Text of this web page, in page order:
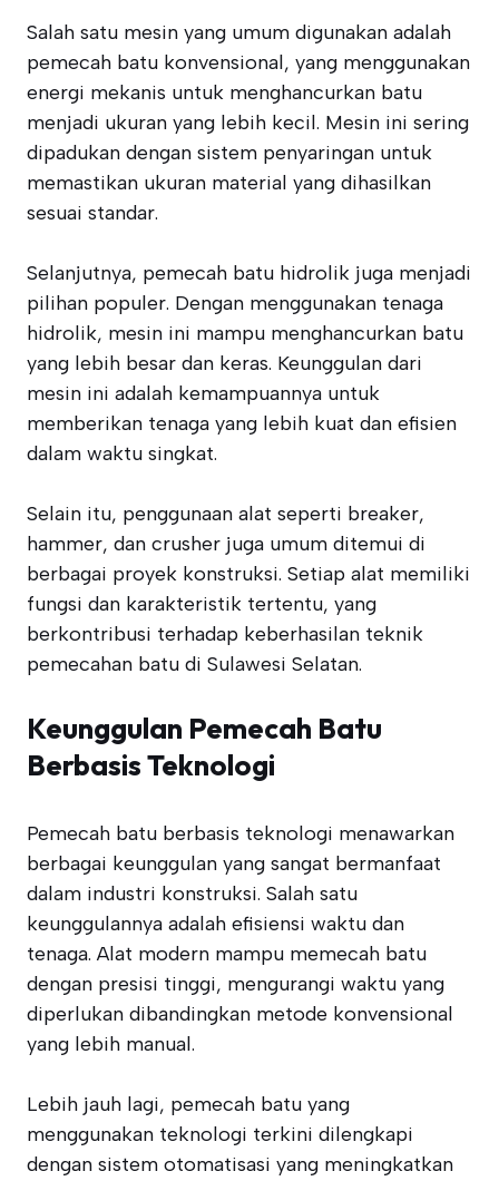
Salah satu mesin yang umum digunakan adalah
pemecah batu konvensional, yang menggunakan
energi mekanis untuk menghancurkan batu
menjadi ukuran yang lebih kecil. Mesin ini sering
dipadukan dengan sistem penyaringan untuk
memastikan ukuran material yang dihasilkan
sesuai standar.
Selanjutnya, pemecah batu hidrolik juga menjadi
pilihan populer. Dengan menggunakan tenaga
hidrolik, mesin ini mampu menghancurkan batu
yang lebih besar dan keras. Keunggulan dari
mesin ini adalah kemampuannya untuk
memberikan tenaga yang lebih kuat dan efisien
dalam waktu singkat.
Selain itu, penggunaan alat seperti breaker,
hammer, dan crusher juga umum ditemui di
berbagai proyek konstruksi. Setiap alat memiliki
fungsi dan karakteristik tertentu, yang
berkontribusi terhadap keberhasilan teknik
pemecahan batu di Sulawesi Selatan.
Keunggulan Pemecah Batu
Berbasis Teknologi
Pemecah batu berbasis teknologi menawarkan
berbagai keunggulan yang sangat bermanfaat
dalam industri konstruksi. Salah satu
keunggulannya adalah efisiensi waktu dan
tenaga. Alat modern mampu memecah batu
dengan presisi tinggi, mengurangi waktu yang
diperlukan dibandingkan metode konvensional
yang lebih manual.
Lebih jauh lagi, pemecah batu yang
menggunakan teknologi terkini dilengkapi
dengan sistem otomatisasi yang meningkatkan